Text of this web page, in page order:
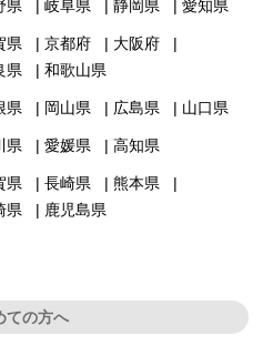
県 岐阜県 静岡県 愛知県
県 京都府
大阪府
県 和歌山県
県 岡山県 広島県 山口県
県 愛媛県 高知県
県 長崎県
熊本県
県 鹿児島県
ての方へ